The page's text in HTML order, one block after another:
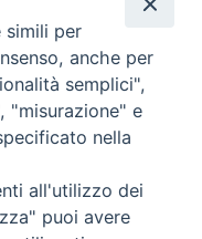
simili per
anche per
semplici",
"misurazione" e
nella
all'utilizzo dei
puoi avere